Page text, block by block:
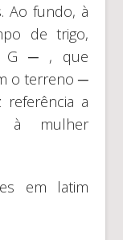
Ao fundo, à
de trigo,
G ─ , que
o terreno ─
a
à mulher
em latim